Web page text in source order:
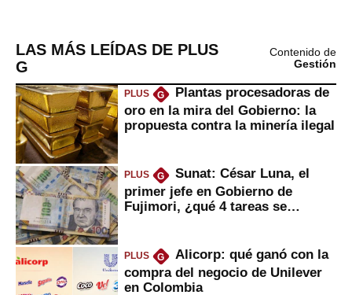
LAS MÁS LEÍDAS DE PLUS
G
Contenido de
Gestión
PLUS G
Plantas procesadoras de
oro en la mira del Gobierno: la
propuesta contra la minería ilegal
PLUS G
Sunat: César Luna, el
primer jefe en Gobierno de
Fujimori, ¿qué 4 tareas se
PLUS G
Alicorp: qué ganó con la
compra del negocio de Unilever
en Colombia